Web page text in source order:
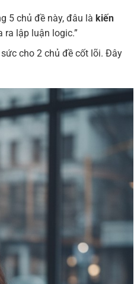
5 chủ đề này, đâu là kiến
lập luận logic.”
cho 2 chủ đề cốt lõi. Đây